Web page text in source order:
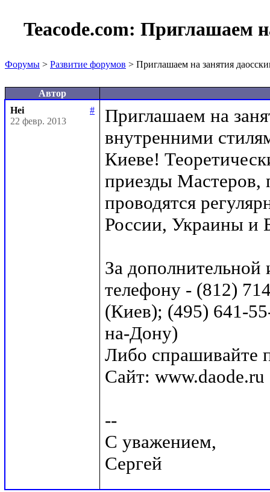
Teacode.com: Приглашаем
Форумы > Развитие форумов > Приглашаем на занятия
Автор
Hei
#
22 февр. 2013
Приглашаем на
внутренними
Киеве!
приезды Мастеров,
проводятся
России, Украины и
За
телефону - (812)
(Киев); (495) 641-
на-Дону)
Либо спрашивайте
Сайт: www.daode.ru
--
С уважением,